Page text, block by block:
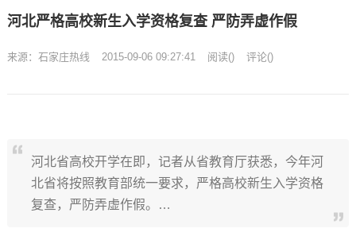
河北严格高校新生入学资格复查 严防弄虚作假
来源： 石家庄热线 2015-09-06 09:27:41 阅读() 评论()
河北省高校开学在即，记者从省教育厅获悉，今年河
北省将按照教育部统一要求，严格高校新生入学资格
复查，严防弄虚作假。…